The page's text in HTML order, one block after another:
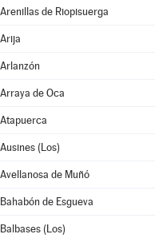
Arenillas de Riopisuerga
Arija
Arlanzón
Arraya de Oca
Atapuerca
Ausines (Los)
Avellanosa de Muñó
Bahabón de Esgueva
Balbases (Los)